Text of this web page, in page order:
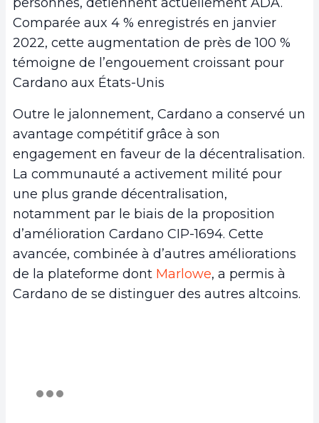
Comparée aux 4 % enregistrés en janvier
2022, cette augmentation de près de 100 %
témoigne de l’engouement croissant pour
Cardano aux États-Unis
Outre le jalonnement, Cardano a conservé un
avantage compétitif grâce à son
engagement en faveur de la décentralisation.
La communauté a activement milité pour
une plus grande décentralisation,
notamment par le biais de la proposition
d’amélioration Cardano CIP-1694. Cette
avancée, combinée à d’autres améliorations
de la plateforme dont Marlowe, a permis à
Cardano de se distinguer des autres altcoins.